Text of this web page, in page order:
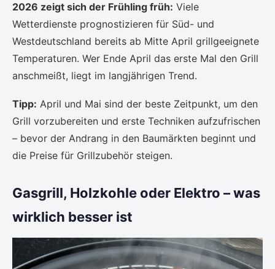
2026 zeigt sich der Frühling früh: Viele
Wetterdienste prognostizieren für Süd- und
Westdeutschland bereits ab Mitte April grillgeeignete
Temperaturen. Wer Ende April das erste Mal den Grill
anschmeißt, liegt im langjährigen Trend.
Tipp: April und Mai sind der beste Zeitpunkt, um den
Grill vorzubereiten und erste Techniken aufzufrischen
– bevor der Andrang in den Baumärkten beginnt und
die Preise für Grillzubehör steigen.
Gasgrill, Holzkohle oder Elektro – was
wirklich besser ist